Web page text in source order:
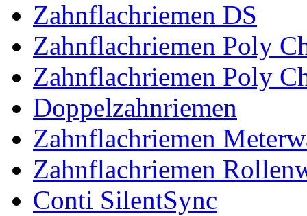
Zahnflachriemen DS
Zahnflachriemen Poly
Zahnflachriemen Poly
Doppelzahnriemen
Zahnflachriemen
Zahnflachriemen
Conti SilentSync